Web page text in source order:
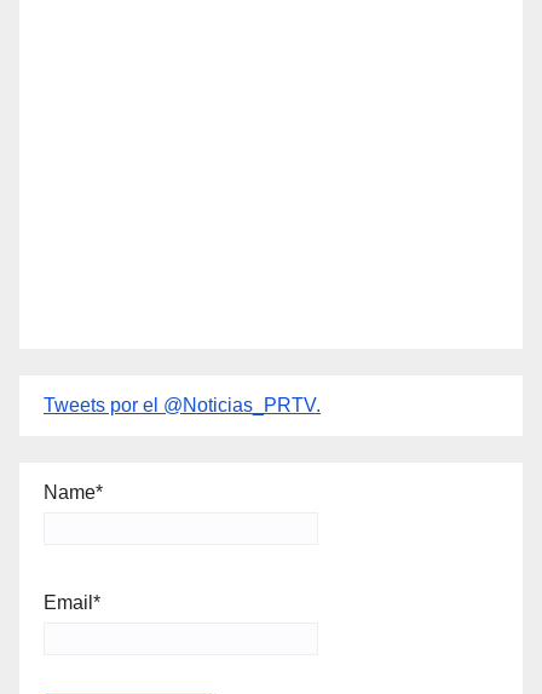
Tweets por el @Noticias_PRTV.
Name*
Email*